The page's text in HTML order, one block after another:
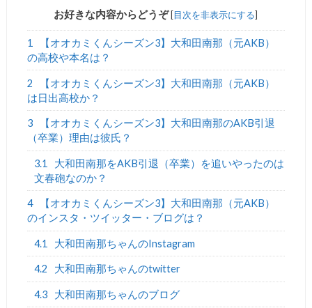
お好きな内容からどうぞ [目次を非表示にする]
1
【オオカミくんシーズン3】大和田南那（元AKB）
の高校や本名は？
2
【オオカミくんシーズン3】大和田南那（元AKB）
は日出高校か？
3
【オオカミくんシーズン3】大和田南那のAKB引退
（卒業）理由は彼氏？
3.1
大和田南那をAKB引退（卒業）を追いやったのは
文春砲なのか？
4
【オオカミくんシーズン3】大和田南那（元AKB）
のインスタ・ツイッター・ブログは？
4.1 大和田南那ちゃんのInstagram
4.2 大和田南那ちゃんのtwitter
4.3 大和田南那ちゃんのブログ